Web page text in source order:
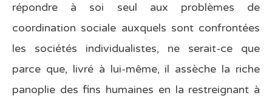
répondre à soi seul aux problèmes de
coordination sociale auxquels sont confrontées
les sociétés individualistes, ne serait-ce que
parce que, livré à lui-même, il assèche la riche
panoplie des fins humaines en la restreignant à